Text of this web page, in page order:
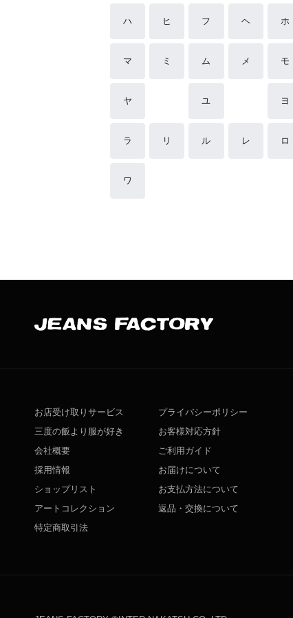
ハ ヒ フ ヘ ホ
マ ミ ム メ モ
ヤ ユ ヨ
ラ リ ル レ ロ
ワ
お店受け取りサービス
三度の飯より服が好き
会社概要
採用情報
ショップリスト
アートコレクション
特定商取引法
プライバシーポリシー
お客様対応方針
ご利用ガイド
お届けについて
お支払方法について
返品・交換について